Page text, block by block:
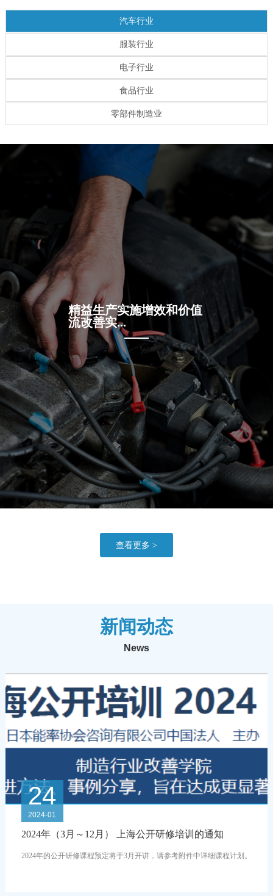
汽车行业
服装行业
电子行业
食品行业
零部件制造业
精益生产实施增效和价值
流改善实...
查看更多 >
新闻动态
News
24
2024-01
2024年（3月～12月） 上海公开研修培训的通知
2024年的公开研修课程预定将于3月开讲，请参考附件中详细课程计划。